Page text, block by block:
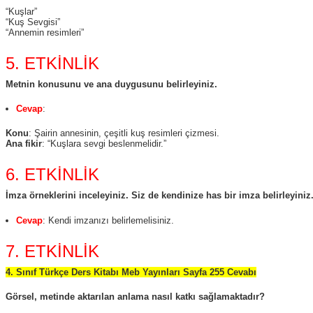
“Kuşlar”
“Kuş Sevgisi”
“Annemin resimleri”
5. ETKİNLİK
Metnin konusunu ve ana duygusunu belirleyiniz.
Cevap:
Konu: Şairin annesinin, çeşitli kuş resimleri çizmesi.
Ana fikir: “Kuşlara sevgi beslenmelidir.”
6. ETKİNLİK
İmza örneklerini inceleyiniz. Siz de kendinize has bir imza belirleyiniz.
Cevap: Kendi imzanızı belirlemelisiniz.
7. ETKİNLİK
4. Sınıf Türkçe Ders Kitabı Meb Yayınları Sayfa 255 Cevabı
Görsel, metinde aktarılan anlama nasıl katkı sağlamaktadır?